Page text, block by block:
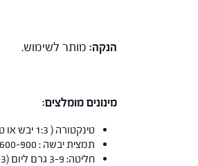
הנקה: מותר לשימוש.
מינונים מומלצים:
טינקטורה ( 1:3 יבש או טרי 1:2 SP) : 2-5 מ"ל ביום.
תמצית יבשה : 600-900 מ"ג ביום.
חליטה: 3-9 גרם ליום (1-3 כפיות לכוס).